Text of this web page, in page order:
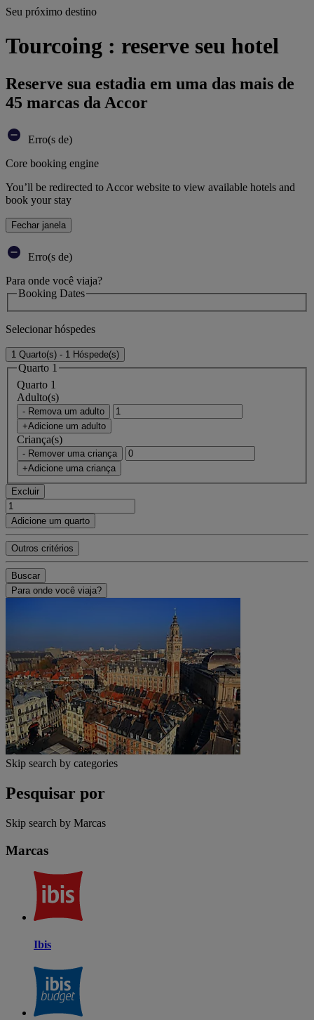
Seu próximo destino
Tourcoing : reserve seu hotel
Reserve sua estadia em uma das mais de
45 marcas da Accor
Erro(s de)
Core booking engine
You’ll be redirected to Accor website to view available hotels and
book your stay
Fechar janela
Erro(s de)
Para onde você viaja?
Booking Dates
Selecionar hóspedes
1 Quarto(s) - 1 Hóspede(s)
Quarto 1
Quarto 1
Adulto(s)
- Remova um adulto
+Adicione um adulto
Criança(s)
- Remover uma criança
+Adicione uma criança
Excluir
Adicione um quarto
Outros critérios
Buscar
Para onde você viaja?
Skip search by categories
Pesquisar por
Skip search by Marcas
Marcas
Ibis